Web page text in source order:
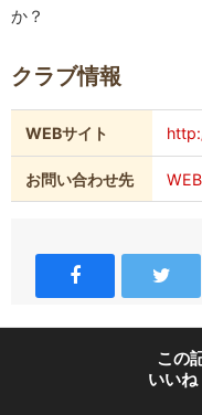
か？
クラブ情報
WEBサイト
お問い合わせ先
この
いいね